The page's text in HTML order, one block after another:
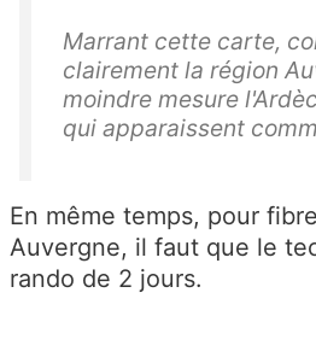
Marrant cette carte,
clairement la région
moindre mesure
qui apparaissent
En même temps, pour
Auvergne, il faut que le
rando de 2 jours.